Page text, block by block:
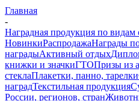
Главная
-
Наградная продукция по видам
НовинкиРаспродажаНаграды
наградыАктивный отдых
книжки и значкиГТОПризы из
стеклаПлакетки, панно, тарелки
наградТекстильная продукция
России, регионов, стран